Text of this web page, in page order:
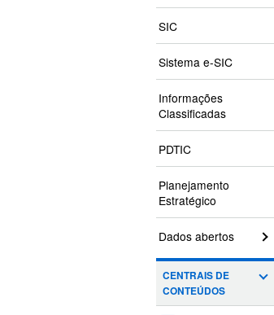
SIC
Sistema e-SIC
Informações
Classificadas
PDTIC
Planejamento
Estratégico
Dados abertos
CENTRAIS DE
CONTEÚDOS